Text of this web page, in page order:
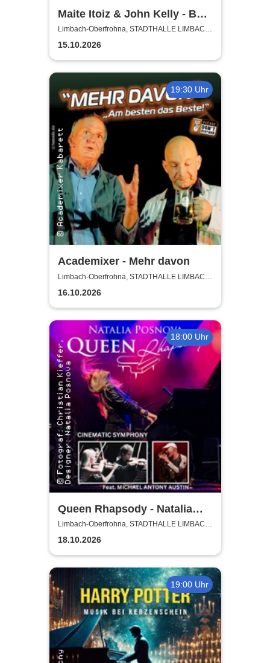
Maite Itoiz & John Kelly - Best
of 20 Years - Anniversary
Tour 2026
Limbach-Oberfrohna, STADTHALLE LIMBACH-
OBERFROHNA
15.10.2026
19:30 Uhr
Academixer - Mehr davon
Limbach-Oberfrohna, STADTHALLE LIMBACH-
OBERFROHNA
16.10.2026
18:00 Uhr
Queen Rhapsody - Natalia
Posnova und Michael Antony
Austin - Cinematic Symphony
Limbach-Oberfrohna, STADTHALLE LIMBACH-
OBERFROHNA
18.10.2026
19:00 Uhr